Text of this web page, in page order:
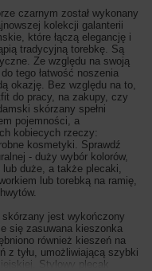
czarnym został wykonany
kolekcji galanterii
, które łączą elegancję i
tradycyjną torebkę. Są
Ze względu na swoją
tego łatwość noszenia
okazję. Bez względu na to,
do pracy, na zakupy, czy
skórzany spełni
pojemności, a
kobiecych rzeczy:
kosmetyki. Sprawdź
- duży wybór kolorów,
duże, a także plecaki,
lub torebką na ramię,
jest wykończony
się zasuwana kieszonka
również kieszeń na
z tyłu, umożliwiającą szybki
Stylowy plecak